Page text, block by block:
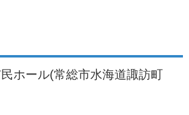
ホール(常総市水海道諏訪町